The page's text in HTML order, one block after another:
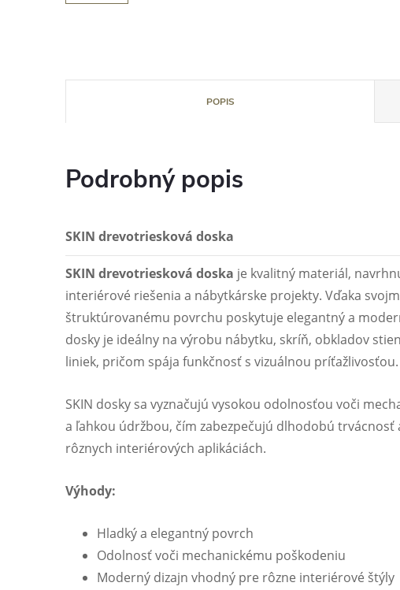
POPIS
Podrobný popis
SKIN drevotriesková doska
SKIN drevotriesková doska je kvalitný materiál,
interiérové riešenia a nábytkárske projekty. Vďaka
štruktúrovanému povrchu poskytuje elegantný a
dosky je ideálny na výrobu nábytku, skríň, obkladov
liniek, pričom spája funkčnosť s vizuálnou príťažlivosťou.
SKIN dosky sa vyznačujú vysokou odolnosťou voči
a ľahkou údržbou, čím zabezpečujú dlhodobú trvácnosť
rôznych interiérových aplikáciách.
Výhody:
Hladký a elegantný povrch
Odolnosť voči mechanickému poškodeniu
Moderný dizajn vhodný pre rôzne interiérové štýly